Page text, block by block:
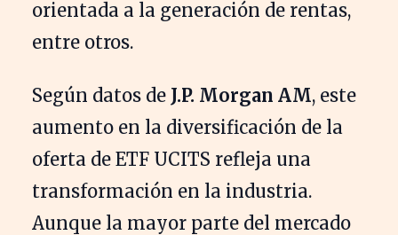
orientada a la generación de rentas,
entre otros.
Según datos de J.P. Morgan AM, este
aumento en la diversificación de la
oferta de ETF UCITS refleja una
transformación en la industria.
Aunque la mayor parte del mercado